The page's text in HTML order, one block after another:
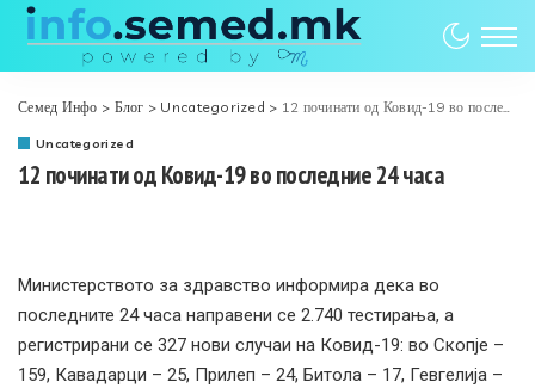
Семед Инфо > Блог > Uncategorized > 12 починати од Ковид-19 во последние 24 часа
Uncategorized
12 починати од Ковид-19 во последние 24 часа
Министерството за здравство информира дека во
последните 24 часа направени се 2.740 тестирања, а
регистрирани се 327 нови случаи на Ковид-19: во Скопје –
159, Кавадарци – 25, Прилеп – 24, Битола – 17, Гевгелија –